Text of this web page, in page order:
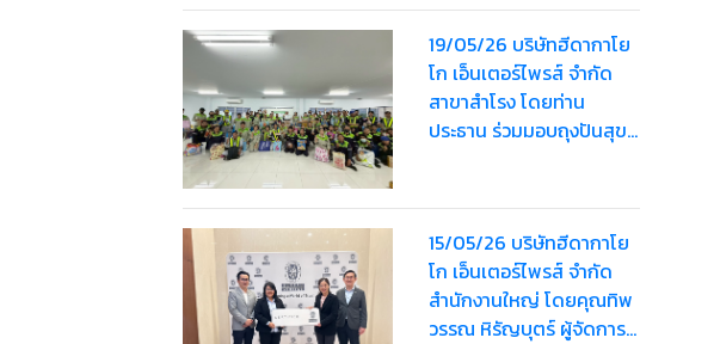
พนักงาน รวมมูลค่า
63,000 บาท
19/05/26 บริษัทฮีดากาโย
โก เอ็นเตอร์ไพรส์ จำกัด
สาขาสำโรง โดยท่าน
ประธาน ร่วมมอบถุงปันสุข
15/05/26 บริษัทฮีดากาโย
โก เอ็นเตอร์ไพรส์ จำกัด
สำนักงานใหญ่ โดยคุณทิพ
วรรณ หิรัญบุตร์ ผู้จัดการ